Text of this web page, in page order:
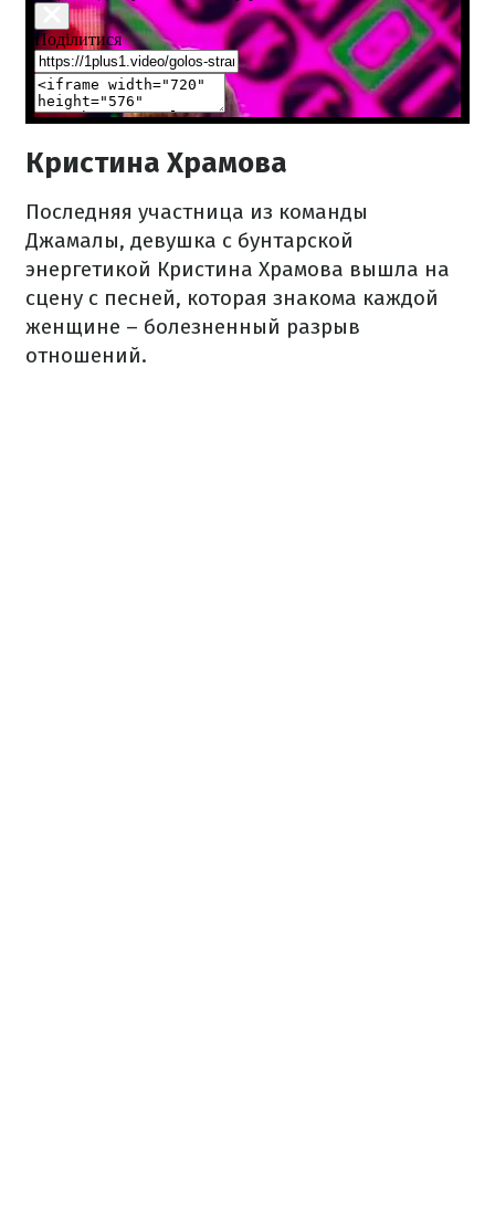
Кристина Храмова
Последняя участница из команды
Джамалы, девушка с бунтарской
энергетикой Кристина Храмова вышла на
сцену с песней, которая знакома каждой
женщине – болезненный разрыв
отношений.